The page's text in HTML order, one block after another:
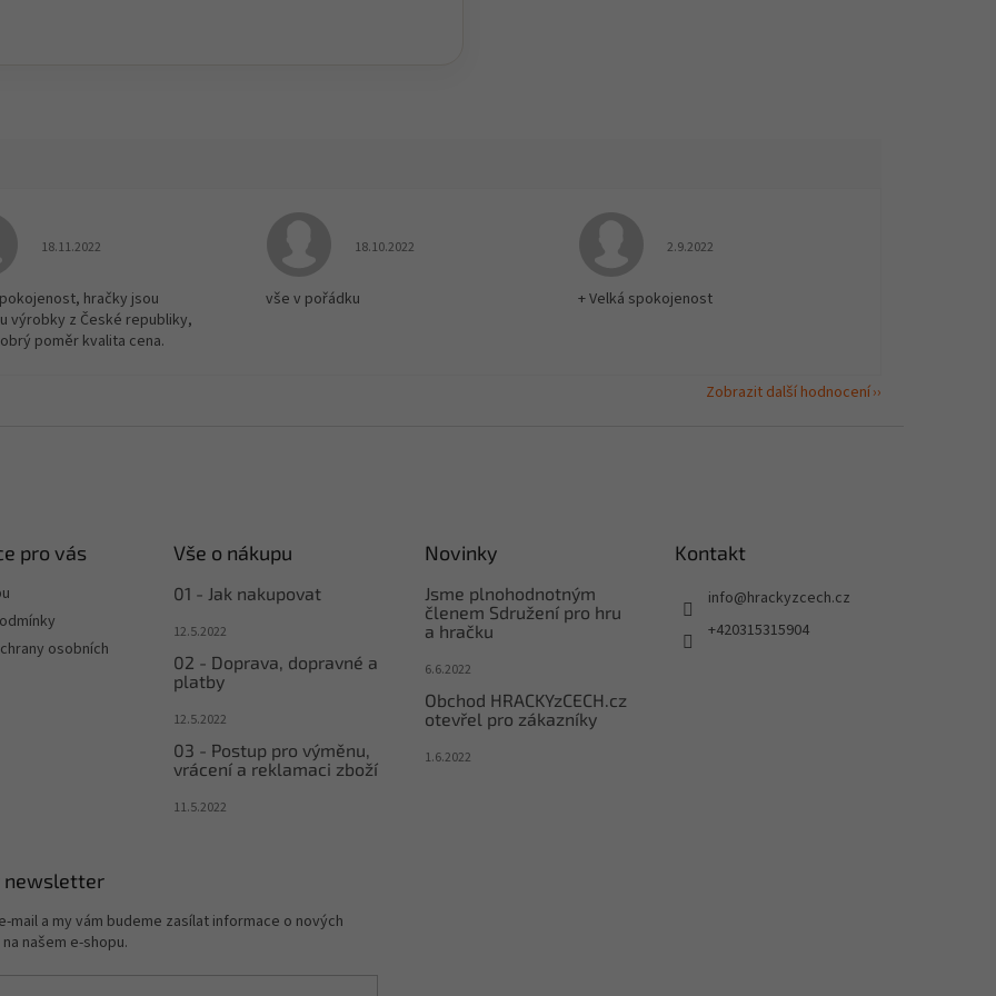
Hodnocení obchodu je 5 z 5 hvězdiček.
18.11.2022
hračky jsou
výrobky z České republiky,
poměr kvalita cena.
Hodnocení obchodu je 5 z 5 hvězdiček.
18.10.2022
vše v pořádku
Hodnocení obchodu je 5 z 5 hvězdiček.
2.9.2022
+ Velká spokojenost
Zobrazit další hodnocení
pro vás
osobních
Vše o nákupu
01 - Jak nakupovat
12.5.2022
02 - Doprava, dopravné a
platby
12.5.2022
03 - Postup pro výměnu,
vrácení a reklamaci zboží
11.5.2022
Novinky
Jsme plnohodnotným
členem Sdružení pro hru
a hračku
6.6.2022
Obchod HRACKYzCECH.cz
otevřel pro zákazníky
1.6.2022
Kontakt
info@hrackyzcech.cz
+420315315904
newsletter
mail a my vám budeme zasílat informace o nových
našem e-shopu.